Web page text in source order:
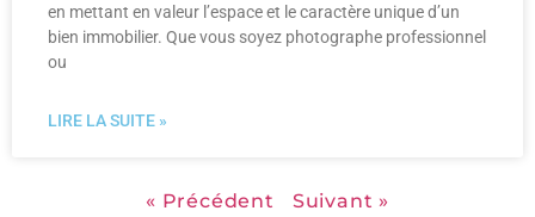
en mettant en valeur l’espace et le caractère unique d’un
bien immobilier. Que vous soyez photographe professionnel
ou
LIRE LA SUITE »
« Précédent Suivant »